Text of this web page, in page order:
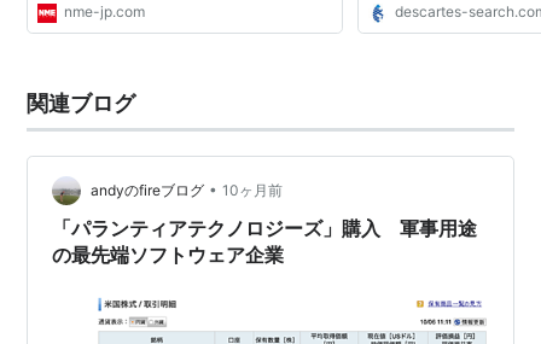
nme-jp.com descartes-
関連ブログ
andyのfireブログ • 10ヶ月前
「パランティアテクノロジーズ」購入 軍事用途
の最先端ソフトウェア企業